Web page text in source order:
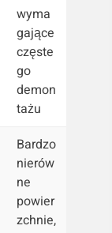
wyma
gające
częste
go
demon
tażu
Bardzo
nierów
ne
powier
zchnie,